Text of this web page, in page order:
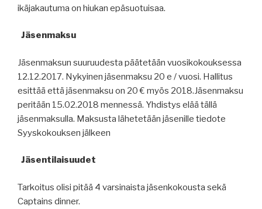
ikäjakautuma on hiukan epäsuotuisaa.
Jäsenmaksu
Jäsenmaksun suuruudesta päätetään vuosikokouksessa
12.12.2017. Nykyinen jäsenmaksu 20 e / vuosi. Hallitus
esittää että jäsenmaksu on 20 € myös 2018.Jäsenmaksu
peritään 15.02.2018 mennessä. Yhdistys elää tällä
jäsenmaksulla. Maksusta lähetetään jäsenille tiedote
Syyskokouksen jälkeen
Jäsentilaisuudet
Tarkoitus olisi pitää 4 varsinaista jäsenkokousta sekä
Captains dinner.